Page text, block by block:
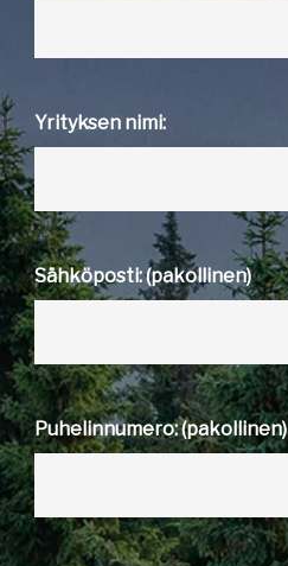
Yrityksen nimi:
Sähköposti: (pakollinen)
Puhelinnumero: (pakollinen)